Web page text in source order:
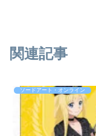
関連記事
ソードアート・オンライン